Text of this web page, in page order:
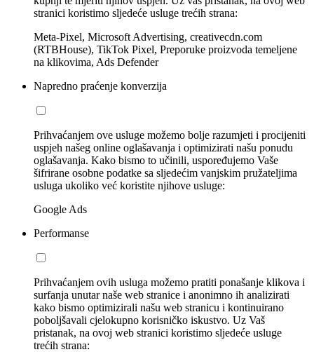
stranici koristimo sljedeće usluge trećih strana:
Meta-Pixel, Microsoft Advertising, creativecdn.com
(RTBHouse), TikTok Pixel, Preporuke proizvoda temeljene
na klikovima, Ads Defender
Napredno praćenje konverzija
Prihvaćanjem ove usluge možemo bolje razumjeti i procijeniti
uspjeh našeg online oglašavanja i optimizirati našu ponudu
oglašavanja. Kako bismo to učinili, uspoređujemo Vaše
šifrirane osobne podatke sa sljedećim vanjskim pružateljima
usluga ukoliko već koristite njihove usluge:
Google Ads
Performanse
Prihvaćanjem ovih usluga možemo pratiti ponašanje klikova i
surfanja unutar naše web stranice i anonimno ih analizirati
kako bismo optimizirali našu web stranicu i kontinuirano
poboljšavali cjelokupno korisničko iskustvo. Uz Vaš
pristanak, na ovoj web stranici koristimo sljedeće usluge
trećih strana: